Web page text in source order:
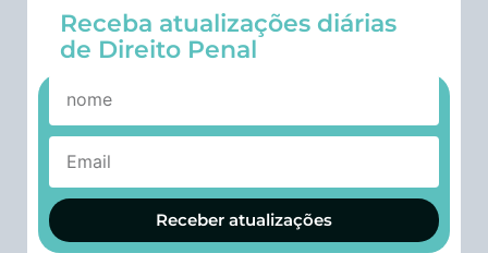
Receba atualizações diárias
de Direito Penal
Receber atualizações